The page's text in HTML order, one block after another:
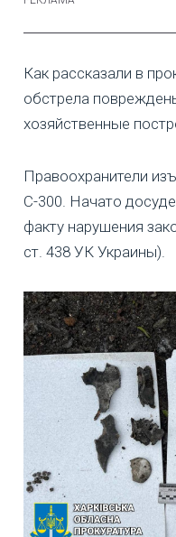
Как рассказали в
обстрела
хозяйственные
Правоохранители
С-300. Начато
факту нарушения
ст. 438 УК Украины).